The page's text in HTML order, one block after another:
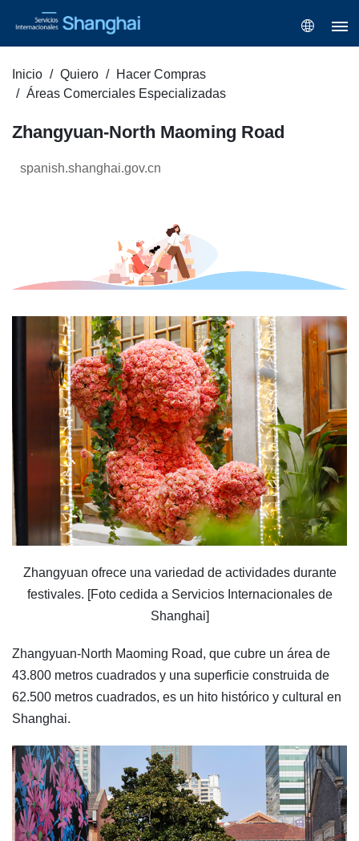
Inicio Quiero
Hacer Compras
Áreas Comerciales Especializadas
Zhangyuan-North Maoming Road
spanish.shanghai.gov.cn
Zhangyuan ofrece una variedad de actividades durante
festivales. [Foto cedida a Servicios Internacionales de
Shanghai]
Zhangyuan-North Maoming Road, que cubre un área de
43.800 metros cuadrados y una superficie construida de
62.500 metros cuadrados, es un hito histórico y cultural en
Shanghai.